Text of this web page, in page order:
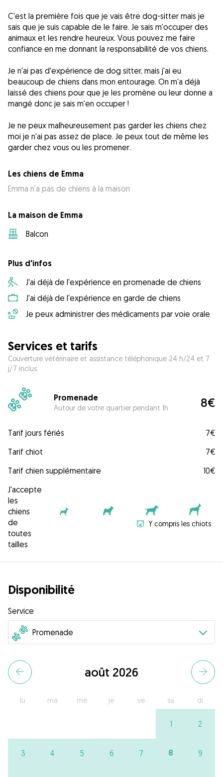
C'est la première fois que je vais être dog-sitter mais je
sais que je suis capable de le faire. Je sais m'occuper des
animaux et les rendre heureux. Vous pouvez me faire
confiance en me donnant la responsabilité de vos chiens.
Je n'ai pas d'expérience de dog sitter, mais j'ai eu
beaucoup de chiens dans mon entourage. On m'a déjà
laissé des chiens pour que je les promène ou leur donne a
mangé donc je sais m'en occuper !
Je ne peux malheureusement pas garder les chiens chez
moi je n'ai pas assez de place. Je peux tout de même les
garder chez vous ou les promener.
Les chiens de Emma
Emma n'a pas de chiens à la maison
La maison de Emma
Balcon
Plus d'infos
J'ai déjà de l'expérience en promenade de chiens
J'ai déjà de l'expérience en garde de chiens
Je peux administrer des médicaments par voie orale
Services et tarifs
Couverture vétérinaire et assistance téléphonique 24 h/24 et 7
j/7 inclus
Promenade
Autour de votre quartier pendant 1h 8€
Tarif jours fériés
7€
Tarif chiot
7€
Tarif chien supplémentaire
10€
J'accepte
les
chiens
de
toutes
tailles
Y compris les chiots
Disponibilité
Service
août 2026
lu ma me je ve sa di
1 2
3 4 5 6 7 8 9